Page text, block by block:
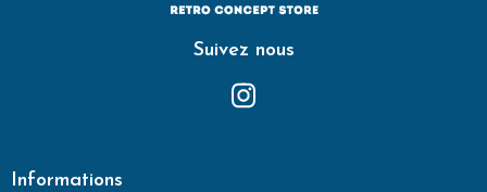
Suivez nous
Informations